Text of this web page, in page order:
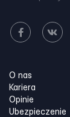
O nas
Kariera
Opinie
Ubezpieczenie